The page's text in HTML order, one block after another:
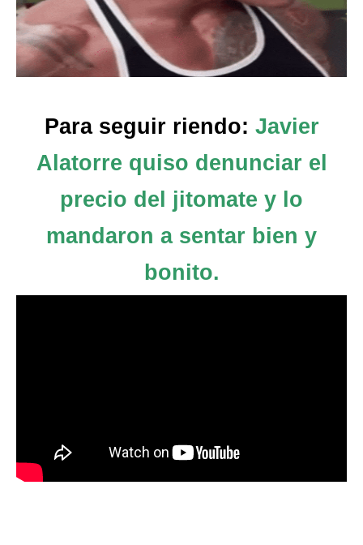
Para seguir riendo: Javier
Alatorre quiso denunciar el
precio del jitomate y lo
mandaron a sentar bien y
bonito.